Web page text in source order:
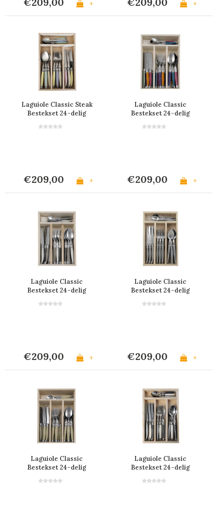
+ +
Laguiole Classic Steak
Bestekset 24-delig
€209,00 +
Laguiole Classic
Bestekset 24-delig
€209,00 +
Laguiole Classic
Bestekset 24-delig
€209,00 +
Laguiole Classic
Bestekset 24-delig
€209,00 +
Laguiole Classic
Bestekset 24-delig
Laguiole Classic
Bestekset 24-delig